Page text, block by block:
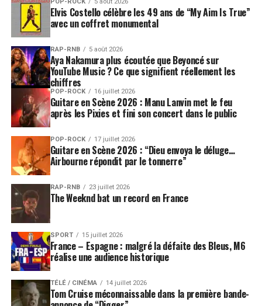
Elvis Costello célèbre les 49 ans de “My Aim Is True”
avec un coffret monumental
RAP-RNB 5 août 2026
Aya Nakamura plus écoutée que Beyoncé sur
YouTube Music ? Ce que signifient réellement les
chiffres
POP-ROCK 16 juillet 2026
Guitare en Scène 2026 : Manu Lanvin met le feu
après les Pixies et fini son concert dans le public
POP-ROCK 17 juillet 2026
Guitare en Scène 2026 : “Dieu envoya le déluge…
Airbourne répondit par le tonnerre”
RAP-RNB 23 juillet 2026
The Weeknd bat un record en France
SPORT 15 juillet 2026
France – Espagne : malgré la défaite des Bleus, M6
réalise une audience historique
TÉLÉ / CINÉMA 14 juillet 2026
Tom Cruise méconnaissable dans la première bande-